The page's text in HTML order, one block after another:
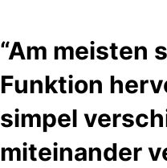
“Am meisten
Funktion
simpel
miteinander